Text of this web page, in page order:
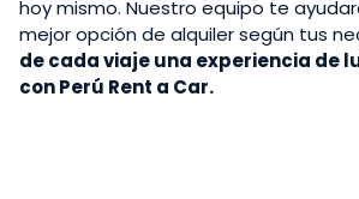
hoy mismo. Nuestro equipo te
mejor opción de alquiler según tus
de cada viaje una experiencia de
con Perú Rent a Car.